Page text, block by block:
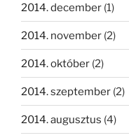
2014. december (1)
2014. november (2)
2014. október (2)
2014. szeptember (2)
2014. augusztus (4)